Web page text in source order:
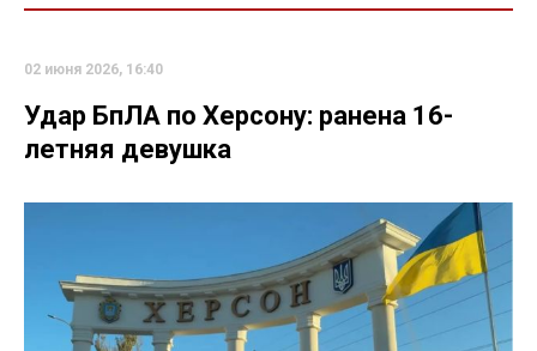
02 июня 2026, 16:40
Удар БпЛА по Херсону: ранена 16-
летняя девушка